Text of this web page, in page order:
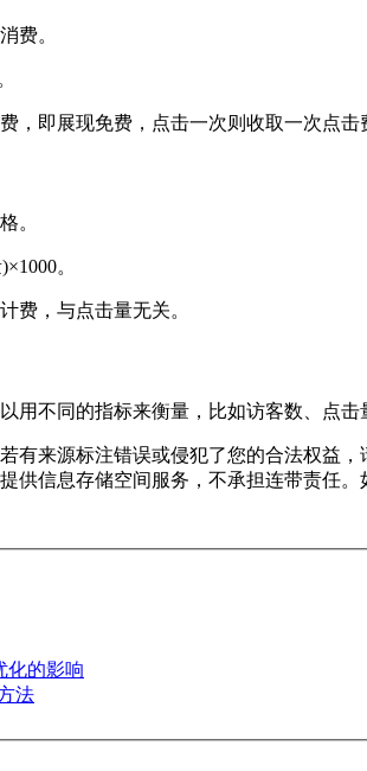
费。
，即展现免费，点击一次则收取一次点击
。
。
费，与点击量无关。
用不同的指标来衡量，比如访客数、点击
有来源标注错误或侵犯了您的合法权益
供信息存储空间服务，不承担连带责任。
化的影响
法